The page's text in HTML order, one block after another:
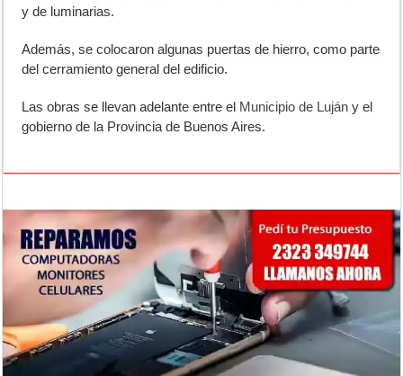
y de luminarias.
Además, se colocaron algunas puertas de hierro, como parte
del cerramiento general del edificio.
Las obras se llevan adelante entre el Municipio de Luján y el
gobierno de la Provincia de Buenos Aires.